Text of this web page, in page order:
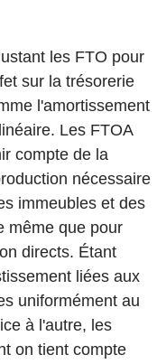
les FTO pour
sur la trésorerie
l'amortissement
Les FTOA
compte de la
nécessaire
immeubles et des
même que pour
directs. Étant
liées aux
uniformément au
à l'autre, les
on tient compte